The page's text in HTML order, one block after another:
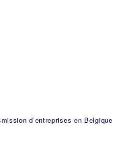
d’entreprises en Belgique